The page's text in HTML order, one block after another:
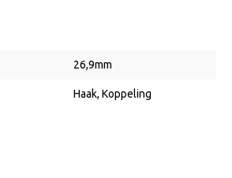
26,9mm
Haak, Koppeling